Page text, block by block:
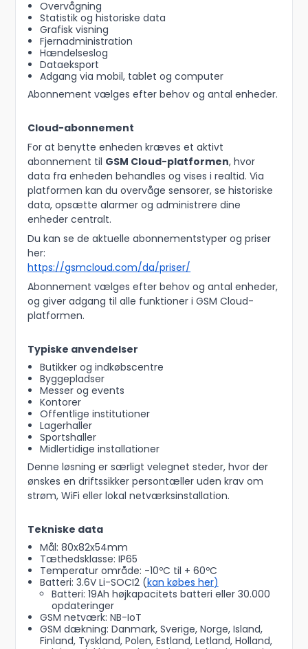
Overvågning
Statistik og historiske data
Grafisk visning
Fjernadministration
Hændelseslog
Dataeksport
Adgang via mobil, tablet og computer
Abonnement vælges efter behov og antal enheder.
Cloud-abonnement
For at benytte enheden kræves et aktivt
abonnement til GSM Cloud-platformen, hvor
data fra enheden behandles og vises i realtid. Via
platformen kan du overvåge sensorer, se historiske
data, opsætte alarmer og administrere dine
enheder centralt.
Du kan se de aktuelle abonnementstyper og priser
her:
https://gsmcloud.com/da/priser/
Abonnement vælges efter behov og antal enheder,
og giver adgang til alle funktioner i GSM Cloud-
platformen.
Typiske anvendelser
Butikker og indkøbscentre
Byggepladser
Messer og events
Kontorer
Offentlige institutioner
Lagerhaller
Sportshaller
Midlertidige installationer
Denne løsning er særligt velegnet steder, hvor der
ønskes en driftssikker persontæller uden krav om
strøm, WiFi eller lokal netværksinstallation.
Tekniske data
Mål: 80x82x54mm
Tæthedsklasse: IP65
Temperatur område: -10ºC til + 60ºC
Batteri: 3.6V Li-SOCI2 (kan købes her)
Batteri: 19Ah højkapacitets batteri eller 30.000
opdateringer
GSM netværk: NB-IoT
GSM dækning: Danmark, Sverige, Norge, Island,
Finland, Tyskland, Polen, Estland, Letland, Holland,